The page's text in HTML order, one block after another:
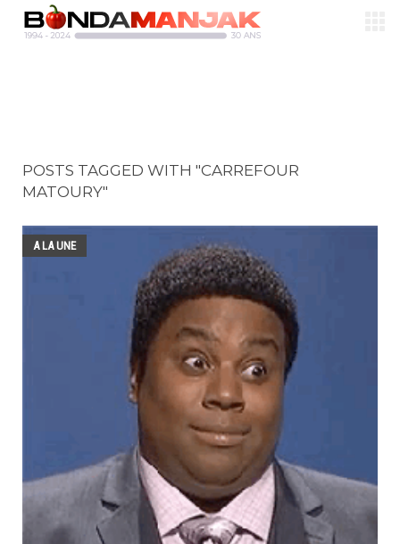
POSTS TAGGED WITH "CARREFOUR
MATOURY"
A LA UNE